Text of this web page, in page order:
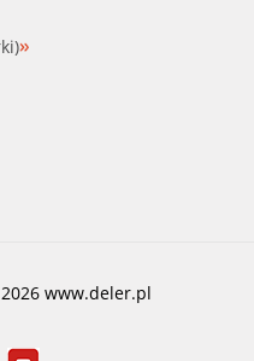
www.deler.pl